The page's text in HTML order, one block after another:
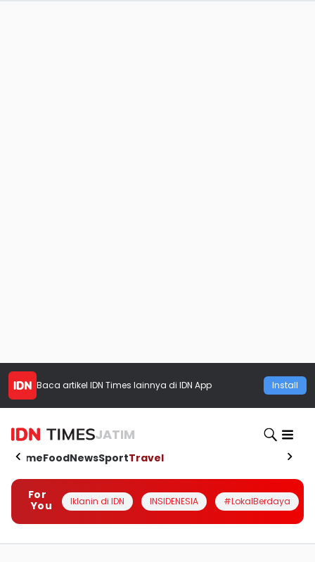
Baca artikel IDN Times lainnya di IDN App Install
JATIM
HomeFoodNewsSportTravel
For
You
Iklanin di IDN INSIDENESIA #LokalBerdaya